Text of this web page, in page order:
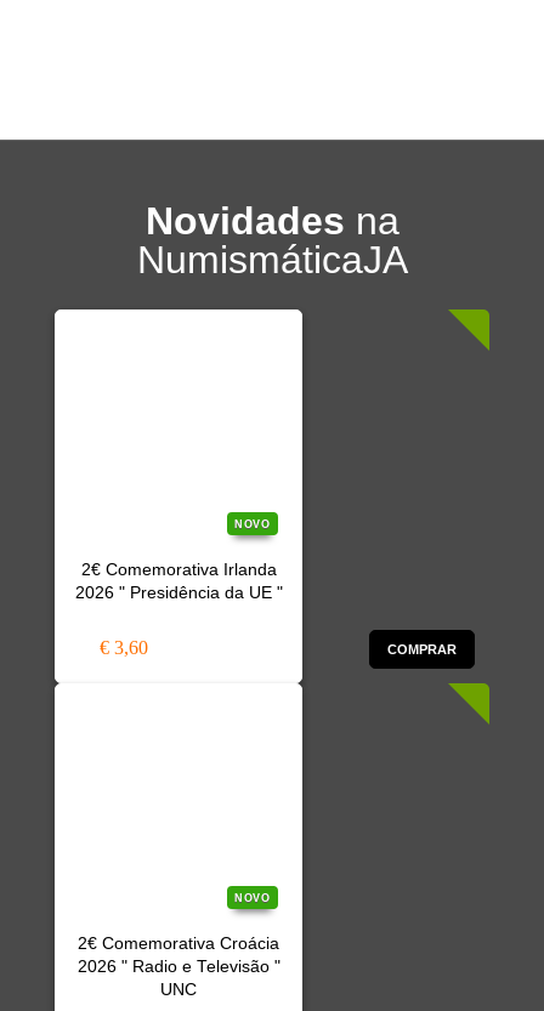
Novidades na
NumismáticaJA
NOVO
2€ Comemorativa Irlanda
2026 " Presidência da UE "
€ 3,60 COMPRAR
NOVO
2€ Comemorativa Croácia
2026 " Radio e Televisão "
UNC